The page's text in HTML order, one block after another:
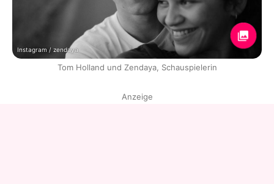
Instagram / zendaya
Tom Holland und Zendaya, Schauspielerin
Anzeige